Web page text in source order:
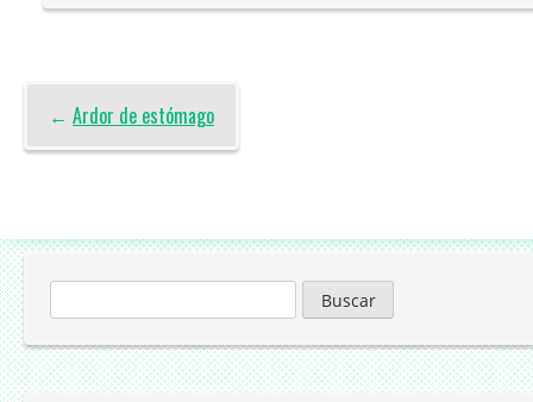
← Ardor de estómago